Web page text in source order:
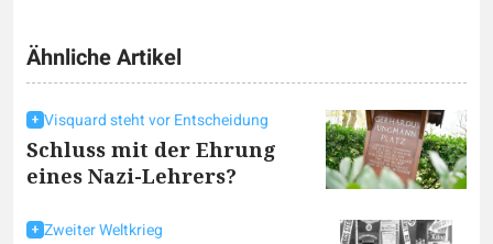
Ähnliche Artikel
Visquard steht vor Entscheidung
Schluss mit der Ehrung
eines Nazi-Lehrers?
Zweiter Weltkrieg